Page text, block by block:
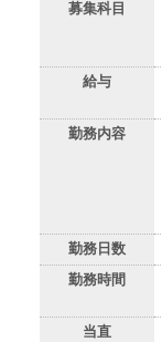
募集科目
給与
勤務内容
勤務日数
勤務時間
当直